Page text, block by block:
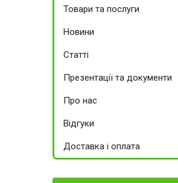
Товари та послуги
Новини
Статті
Презентації та документи
Про нас
Відгуки
Доставка і оплата